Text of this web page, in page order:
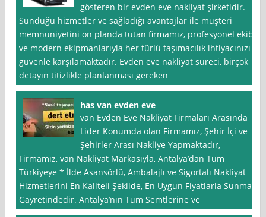
gösteren bir evden eve nakliyat şirketidir.
Sunduğu hizmetler ve sağladığı avantajlar ile müşteri
memnuniyetini ön planda tutan firmamız, profesyonel ekibi
ve modern ekipmanlarıyla her türlü taşımacılık ihtiyacınızı
güvenle karşılamaktadır. Evden eve nakliyat süreci, birçok
detayın titizlikle planlanması gereken
has van evden eve
van Evden Eve Nakliyat Firmaları Arasında
Lider Konumda olan Firmamız, Şehir İçi ve
Şehirler Arası Nakliye Yapmaktadır,
Firmamız, van Nakliyat Markasıyla, Antalya’dan Tüm
Türkiyeye * İlde Asansörlü, Ambalajlı ve Sigortalı Nakliyat
Hizmetlerini En Kaliteli Şekilde, En Uygun Fiyatlarla Sunma
Gayretindedir. Antalya’nın Tüm Semtlerine ve